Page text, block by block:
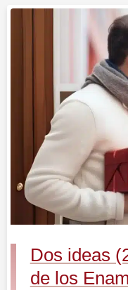
Dos ideas
de los
regalos
del
Día
los
Enamorados
en
ferretería